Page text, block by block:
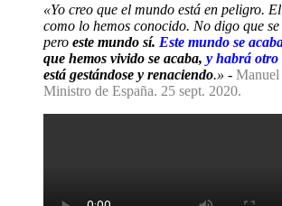
«Yo creo que el mundo está en peligro.
como lo hemos conocido. No digo que se
pero este mundo sí. Este mundo se
que hemos vivido se acaba, y habrá otro
está gestándose y renaciendo.» - Manuel
Ministro de España. 25 sept. 2020.